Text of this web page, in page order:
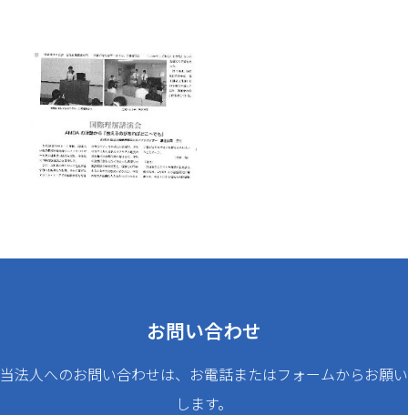
お問い合わせ
当法人へのお問い合わせは、お電話またはフォームからお願い
します。